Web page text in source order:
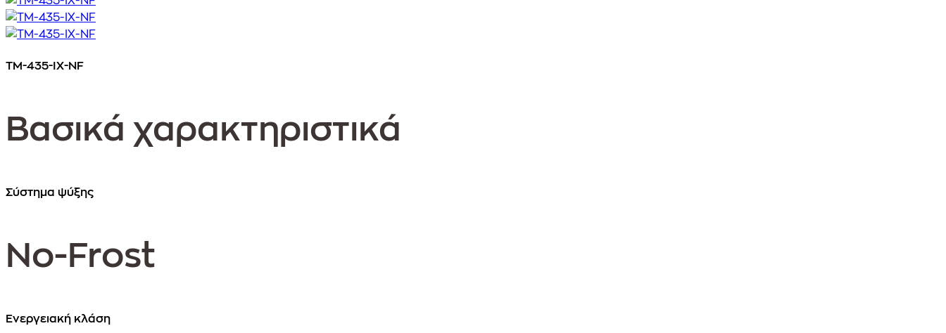
Εικόνα
Εικόνα
TM-435-IX-NF
Βασικά χαρακτηριστικά
Σύστημα ψύξης
No-Frost
Ενεργειακή κλάση